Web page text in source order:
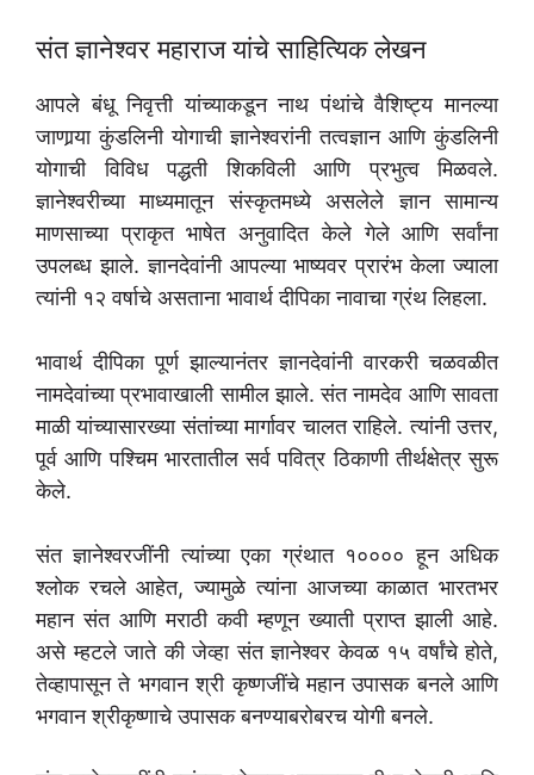
संत ज्ञानेश्वर महाराज यांचे साहित्यिक लेखन
आपले बंधू निवृत्ती यांच्याकडून नाथ पंथांचे वैशिष्ट्य मानल्या
जाणार्‍या कुंडलिनी योगाची ज्ञानेश्वरांनी तत्वज्ञान आणि कुंडलिनी
योगाची विविध पद्धती शिकविली आणि प्रभुत्व मिळवले.
ज्ञानेश्वरीच्या माध्यमातून संस्कृतमध्ये असलेले ज्ञान सामान्य
माणसाच्या प्राकृत भाषेत अनुवादित केले गेले आणि सर्वांना
उपलब्ध झाले. ज्ञानदेवांनी आपल्या भाष्यवर प्रारंभ केला ज्याला
त्यांनी १२ वर्षाचे असताना भावार्थ दीपिका नावाचा ग्रंथ लिहला.
भावार्थ दीपिका पूर्ण झाल्यानंतर ज्ञानदेवांनी वारकरी चळवळीत
नामदेवांच्या प्रभावाखाली सामील झाले. संत नामदेव आणि सावता
माळी यांच्यासारख्या संतांच्या मार्गावर चालत राहिले. त्यांनी उत्तर,
पूर्व आणि पश्चिम भारतातील सर्व पवित्र ठिकाणी तीर्थक्षेत्र सुरू
केले.
संत ज्ञानेश्वरजींनी त्यांच्या एका ग्रंथात १०००० हून अधिक
श्लोक रचले आहेत, ज्यामुळे त्यांना आजच्या काळात भारतभर
महान संत आणि मराठी कवी म्हणून ख्याती प्राप्त झाली आहे.
असे म्हटले जाते की जेव्हा संत ज्ञानेश्वर केवळ १५ वर्षांचे होते,
तेव्हापासून ते भगवान श्री कृष्णजींचे महान उपासक बनले आणि
भगवान श्रीकृष्णाचे उपासक बनण्याबरोबरच योगी बनले.